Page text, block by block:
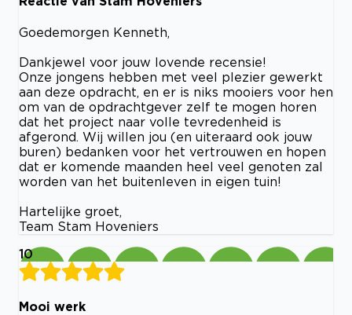
Goedemorgen Kenneth,
Dankjewel voor jouw lovende recensie!
Onze jongens hebben met veel plezier gewerkt
aan deze opdracht, en er is niks mooiers voor hen
om van de opdrachtgever zelf te mogen horen
dat het project naar volle tevredenheid is
afgerond. Wij willen jou (en uiteraard ook jouw
buren) bedanken voor het vertrouwen en hopen
dat er komende maanden heel veel genoten zal
worden van het buitenleven in eigen tuin!
Hartelijke groet,
Team Stam Hoveniers
10
Mooi werk